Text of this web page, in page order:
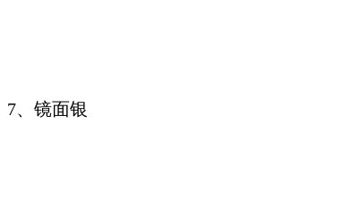
7、镜面银